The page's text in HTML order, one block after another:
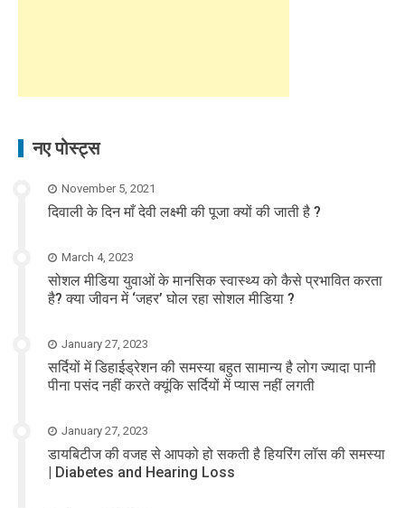
नए पोस्ट्स
November 5, 2021
दिवाली के दिन माँ देवी लक्ष्मी की पूजा क्यों की जाती है ?
March 4, 2023
सोशल मीडिया युवाओं के मानसिक स्वास्थ्य को कैसे प्रभावित करता
है? क्या जीवन में ‘जहर’ घोल रहा सोशल मीडिया ?
January 27, 2023
सर्दियों में डिहाईड्रेशन की समस्या बहुत सामान्य है लोग ज्यादा पानी
पीना पसंद नहीं करते क्यूंकि सर्दियों में प्यास नहीं लगती
January 27, 2023
डायबिटीज की वजह से आपको हो सकती है हियरिंग लॉस की समस्या
| Diabetes and Hearing Loss